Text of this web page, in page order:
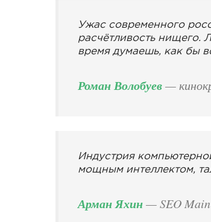
Ужас современного
расчётливость нищего.
время думаешь, как бы
Роман Волобуев—
Индустрия
мощным интеллектом,
Арман Яхин— SEO Main